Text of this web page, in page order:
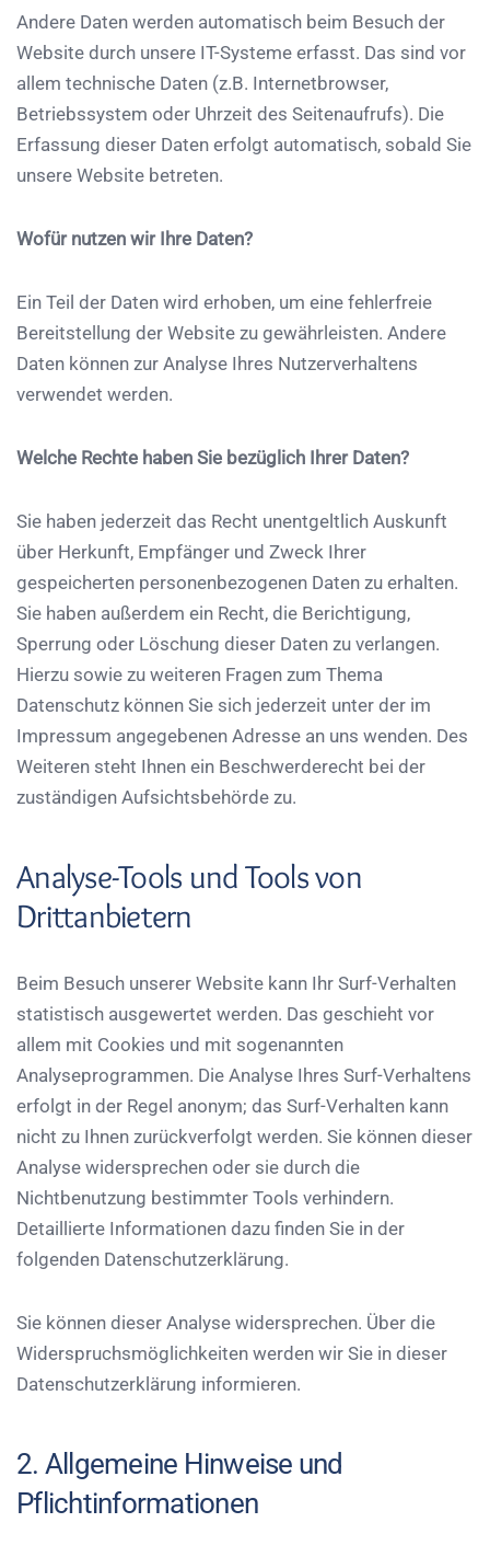
Andere Daten werden automatisch beim Besuch der
Website durch unsere IT-Systeme erfasst. Das sind vor
allem technische Daten (z.B. Internetbrowser,
Betriebssystem oder Uhrzeit des Seitenaufrufs). Die
Erfassung dieser Daten erfolgt automatisch, sobald Sie
unsere Website betreten.
Wofür nutzen wir Ihre Daten?
Ein Teil der Daten wird erhoben, um eine fehlerfreie
Bereitstellung der Website zu gewährleisten. Andere
Daten können zur Analyse Ihres Nutzerverhaltens
verwendet werden.
Welche Rechte haben Sie bezüglich Ihrer Daten?
Sie haben jederzeit das Recht unentgeltlich Auskunft
über Herkunft, Empfänger und Zweck Ihrer
gespeicherten personenbezogenen Daten zu erhalten.
Sie haben außerdem ein Recht, die Berichtigung,
Sperrung oder Löschung dieser Daten zu verlangen.
Hierzu sowie zu weiteren Fragen zum Thema
Datenschutz können Sie sich jederzeit unter der im
Impressum angegebenen Adresse an uns wenden. Des
Weiteren steht Ihnen ein Beschwerderecht bei der
zuständigen Aufsichtsbehörde zu.
Analyse-Tools und Tools von
Drittanbietern
Beim Besuch unserer Website kann Ihr Surf-Verhalten
statistisch ausgewertet werden. Das geschieht vor
allem mit Cookies und mit sogenannten
Analyseprogrammen. Die Analyse Ihres Surf-Verhaltens
erfolgt in der Regel anonym; das Surf-Verhalten kann
nicht zu Ihnen zurückverfolgt werden. Sie können dieser
Analyse widersprechen oder sie durch die
Nichtbenutzung bestimmter Tools verhindern.
Detaillierte Informationen dazu finden Sie in der
folgenden Datenschutzerklärung.
Sie können dieser Analyse widersprechen. Über die
Widerspruchsmöglichkeiten werden wir Sie in dieser
Datenschutzerklärung informieren.
2. Allgemeine Hinweise und
Pflichtinformationen